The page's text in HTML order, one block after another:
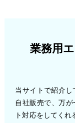
業務用
当サイトで紹介し
自社販売で、万
ト対応をしてく